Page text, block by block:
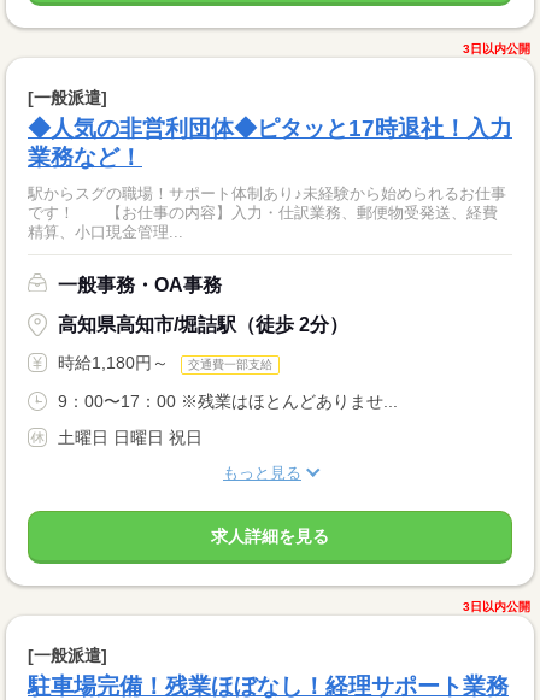
3日以内公開
[一般派遣]
◆人気の非営利団体◆ピタッと17時退社！入力
業務など！
駅からスグの職場！サポート体制あり♪未経験から始められるお仕事
です！ 【お仕事の内容】入力・仕訳業務、郵便物受発送、経費
精算、小口現金管理...
一般事務・OA事務
高知県高知市/堀詰駅（徒歩 2分）
時給1,180円～ 交通費一部支給
9：00〜17：00 ※残業はほとんどありませ...
土曜日 日曜日 祝日
もっと見る
求人詳細を見る
3日以内公開
[一般派遣]
駐車場完備！残業ほぼなし！経理サポート業務